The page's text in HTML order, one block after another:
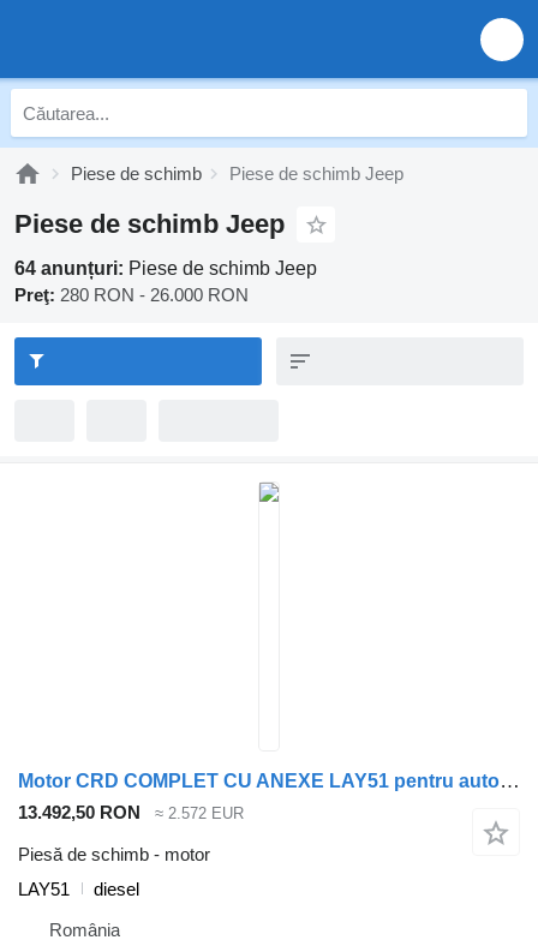
Piese de schimb Piese de schimb Jeep
Piese de schimb Jeep
64 anunțuri: Piese de schimb Jeep
Preţ: 280 RON - 26.000 RON
Motor CRD COMPLET CU ANEXE LAY51 pentru automobil Jeep Cherokee
13.492,50 RON ≈ 2.572 EUR
Piesă de schimb - motor
LAY51
diesel
România